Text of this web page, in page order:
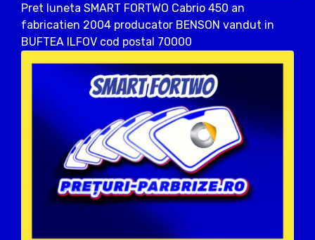
Pret luneta SMART FORTWO Cabrio 450 an
fabricatien 2004 producator BENSON vandut in
BUFTEA ILFOV cod postal 70000